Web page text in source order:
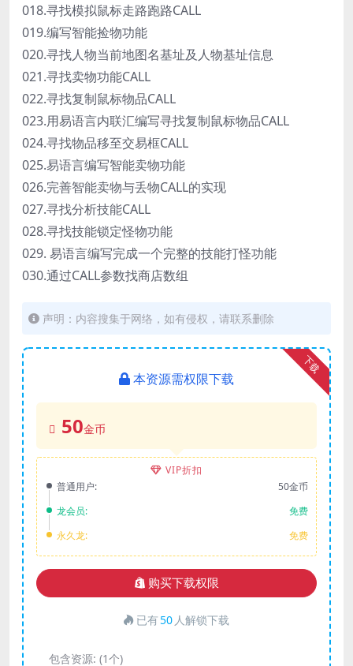
018.寻找模拟鼠标走路跑路CALL
019.编写智能捡物功能
020.寻找人物当前地图名基址及人物基址信息
021.寻找卖物功能CALL
022.寻找复制鼠标物品CALL
023.用易语言内联汇编写寻找复制鼠标物品CALL
024.寻找物品移至交易框CALL
025.易语言编写智能卖物功能
026.完善智能卖物与丢物CALL的实现
027.寻找分析技能CALL
028.寻找技能锁定怪物功能
029. 易语言编写完成一个完整的技能打怪功能
030.通过CALL参数找商店数组
声明：内容搜集于网络，如有侵权，请联系删除
下载
本资源需权限下载
50金币
VIP折扣
普通用户:
50金币
龙会员:
免费
永久龙:
免费
购买下载权限
已有50 人解锁下载
包含资源: (1个)